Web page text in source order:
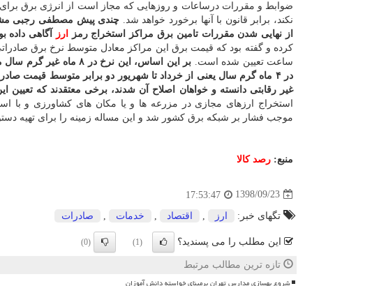
ضوابط و مقررات درساعات و روزهایی كه مجاز است از انرژی برق برای
نكند، برابر قانون با آنها برخورد خواهد شد. چندی پیش مصطفی رجبی
از نهایی شدن مقررات تامین برق مراكز استخراج رمز
ارز آگاهی داده
ساعت تعیین شده است.
در ۴ ماه گرم سال یعنی از خرداد تا شهریور دو برابر متوسط قیمت
غیر رقابتی دانسته و خواهان اصلاح آن شدند، برخی معتقدند كه
استخراج ارزهای مجازی در مزرعه ها و یا مكان های كشاورزی و با
موجب فشار بر شبكه برق كشور شد و این مساله زمینه را برای تهیه
منبع: رصد كالا
1398/09/23
17:53:47
تگهای خبر: ارز اقتصاد خدمات صادرات
این مطلب را می پسندید؟ (1)
(0)
تازه ترین مطالب مرتبط
شروع بهسازی مدارس تهران برمبنای خواسته دانش آموزان